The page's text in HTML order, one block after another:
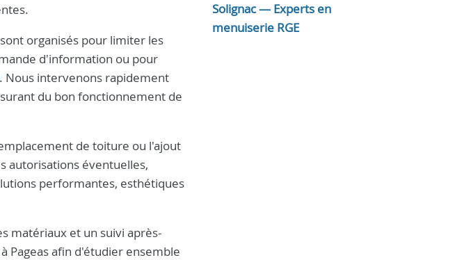
organisés pour limiter les
d'information ou pour
. Nous intervenons rapidement
du bon fonctionnement de
de toiture ou l'ajout
autorisations éventuelles,
performantes, esthétiques
matériaux et un suivi après-
Pageas afin d'étudier ensemble
Solignac — Experts en
menuiserie RGE